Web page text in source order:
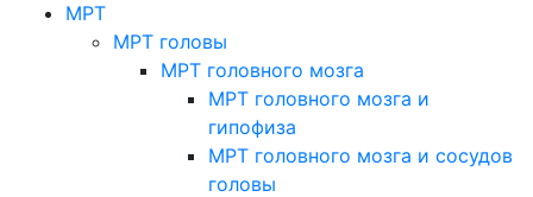
МРТ
МРТ головы
МРТ головного мозга
МРТ головного мозга и
гипофиза
МРТ головного мозга и сосудов
головы